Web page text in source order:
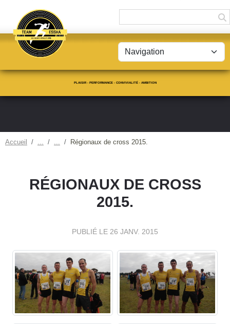
PLAISIR - PERFORMANCE - CONVIVIALITÉ - AMBITION
Accueil Régionaux de cross 2015.
RÉGIONAUX DE CROSS
2015.
PUBLIÉ LE 26 JANV. 2015